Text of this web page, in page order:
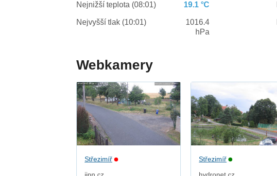
Nejnižší teplota (08:01) 19.1 °C
Nejvyšší tlak (10:01)
1016.4
hPa
Webkamery
Střezimíř
Střezimíř